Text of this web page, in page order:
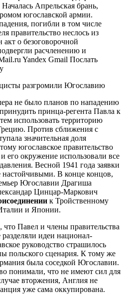
Апрельская брань,
югославской армии.
погибли в том числе
правительство неслось из
о безоговорочной
расчленению и
Yandex Gmail Послать
не было планов по нападению
принца-регента Павла к
использовать территорию
Против сближения с
значительная доля
югославское правительство
его окружение использовали все
Весной 1941 года заявки
настойчивыми. В конце концов,
Югославии Драгиша
Цинцар-Маркович
к Тройственному
и Японии.
что Павел и члены правительства
идеи национал-
руководство страшилось
польского сценария. К тому же
была соседкой Югославии.
понимали, что не имеют сил для
вторжения, Англия не
уже сама оккупирована.